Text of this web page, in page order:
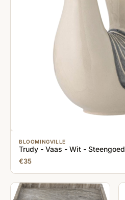
BLOOMINGVILLE
Trudy - Vaas - Wit - Steengoed
€35